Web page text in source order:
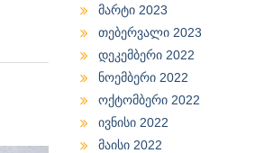
მარტი 2023
თებერვალი 2023
დეკემბერი 2022
ნოემბერი 2022
ოქტომბერი 2022
ივნისი 2022
მაისი 2022